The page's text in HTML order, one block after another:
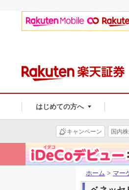
はじめての方へ
キャンペーン 国内
ホーム > マー